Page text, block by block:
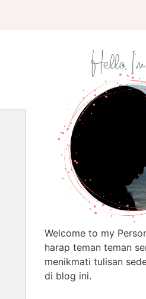
Welcome to my
harap teman teman
menikmati tulisan
di blog ini.